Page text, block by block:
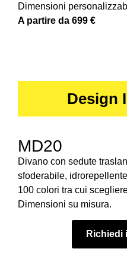
Dimensioni
A partire da 699 €
Design
MD20
Divano con sedute
sfoderabile,
100 colori tra cui
Dimensioni su misura.
Richiedi